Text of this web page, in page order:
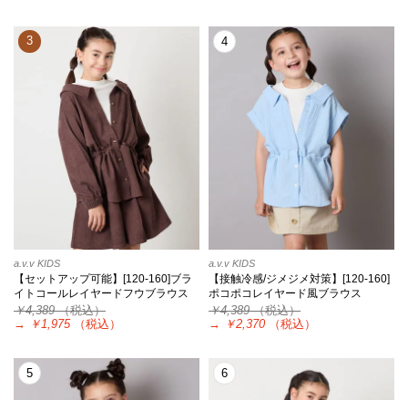
3
a.v.v KIDS
【セットアップ可能】[120-160]ブラ
イトコールレイヤードフウブラウス
￥4,389（税込）
→
￥1,975 （税込）
4
a.v.v KIDS
【接触冷感/ジメジメ対策】[120-160]
ポコポコレイヤード風ブラウス
￥4,389（税込）
→
￥2,370 （税込）
5 6